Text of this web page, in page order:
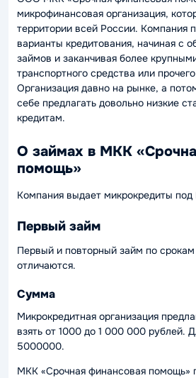
микрофинансовая организация,
территории всей России. Компания
варианты кредитования, начиная с
займов и заканчивая более
транспортного средства или
Организация давно на рынке, а
себе предлагать довольно низкие
кредитам.
О займах в МКК
помощь»
Компания выдает микрокредиты
Первый займ
Первый и повторный займ по
отличаются.
Сумма
Микрокредитная организация
взять от 1000 до 1 000 000 рублей.
5000000.
МКК «Срочная финансовая помощь»